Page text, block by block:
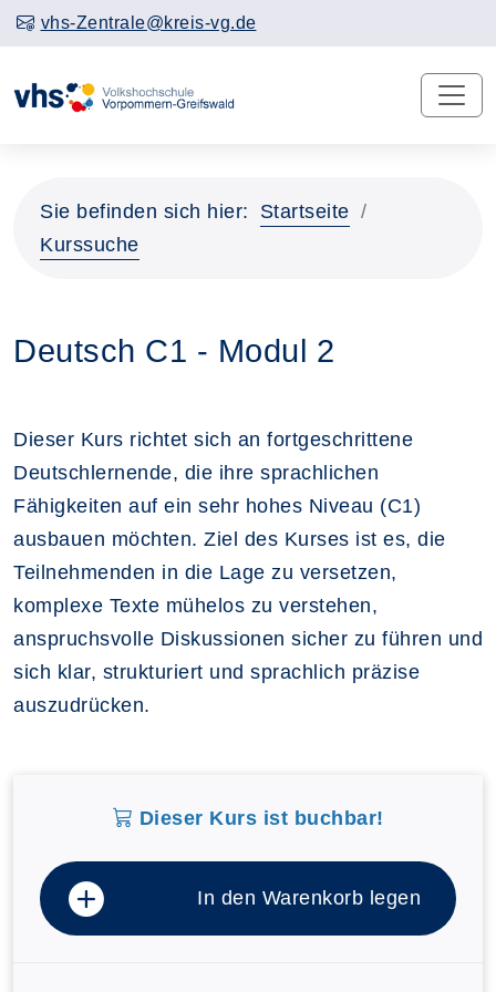
vhs-Zentrale@kreis-vg.de
Sie befinden sich hier:
Startseite
Kurssuche
Deutsch C1 - Modul 2
Dieser Kurs richtet sich an fortgeschrittene
Deutschlernende, die ihre sprachlichen
Fähigkeiten auf ein sehr hohes Niveau (C1)
ausbauen möchten. Ziel des Kurses ist es, die
Teilnehmenden in die Lage zu versetzen,
komplexe Texte mühelos zu verstehen,
anspruchsvolle Diskussionen sicher zu führen und
sich klar, strukturiert und sprachlich präzise
auszudrücken.
Dieser Kurs ist buchbar!
In den Warenkorb legen